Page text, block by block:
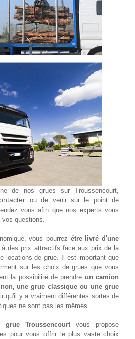
de nos grues sur Troussencourt,
ou de venir sur le point de
vous afin que nos experts vous
vos questions.
vous pourrez être livré d'une
à des prix attractifs face aux prix de la
locations de grue. Il est important que
sur les choix de grues que vous
la possibilité de prendre un camion
une grue classique ou une grue
qu'il y a vraiment différentes sortes de
ne sont pas les mêmes.
grue Troussencourt vous propose
pour vous offrir le plus vaste choix